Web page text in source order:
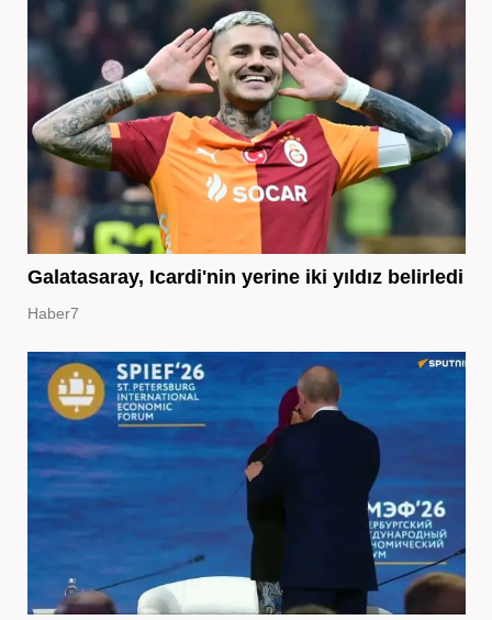
Galatasaray, Icardi'nin yerine iki yıldız belirledi
Haber7